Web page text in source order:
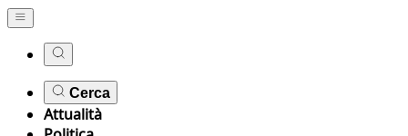
Cerca
Attualità